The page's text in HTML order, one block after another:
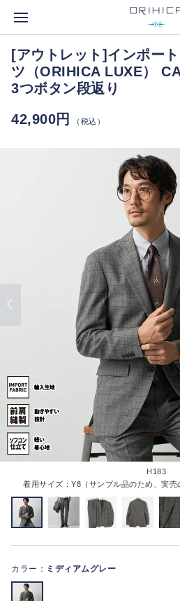
[アウトレット]インポー
ツ（ORIHICA LUXE）
3つボタン段返り
42,900円
（税込）
H183
着用サイズ：Y8（サンプル品のため、実売
カラー： ミディアムグレー